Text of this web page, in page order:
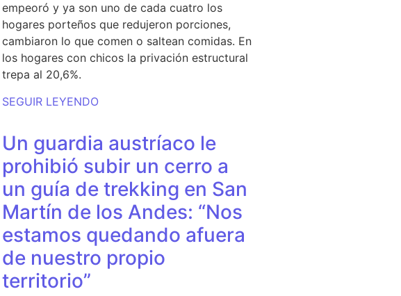
empeoró y ya son uno de cada cuatro los
hogares porteños que redujeron porciones,
cambiaron lo que comen o saltean comidas. En
los hogares con chicos la privación estructural
trepa al 20,6%.
SEGUIR LEYENDO
Un guardia austríaco le
prohibió subir un cerro a
un guía de trekking en San
Martín de los Andes: “Nos
estamos quedando afuera
de nuestro propio
territorio”